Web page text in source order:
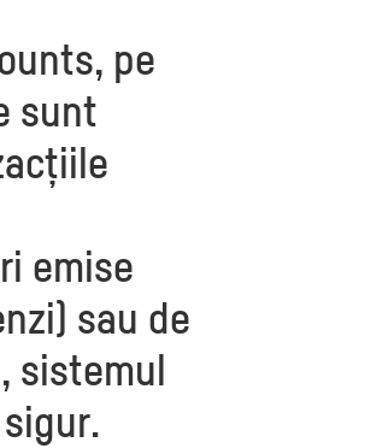
pe
sunt
emise
sau de
sistemul